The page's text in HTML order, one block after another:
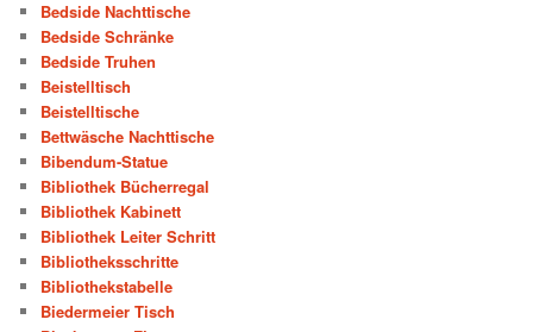
Bedside Nachttische
Bedside Schränke
Bedside Truhen
Beistelltisch
Beistelltische
Bettwäsche Nachttische
Bibendum-Statue
Bibliothek Bücherregal
Bibliothek Kabinett
Bibliothek Leiter Schritt
Bibliotheksschritte
Bibliothekstabelle
Biedermeier Tisch